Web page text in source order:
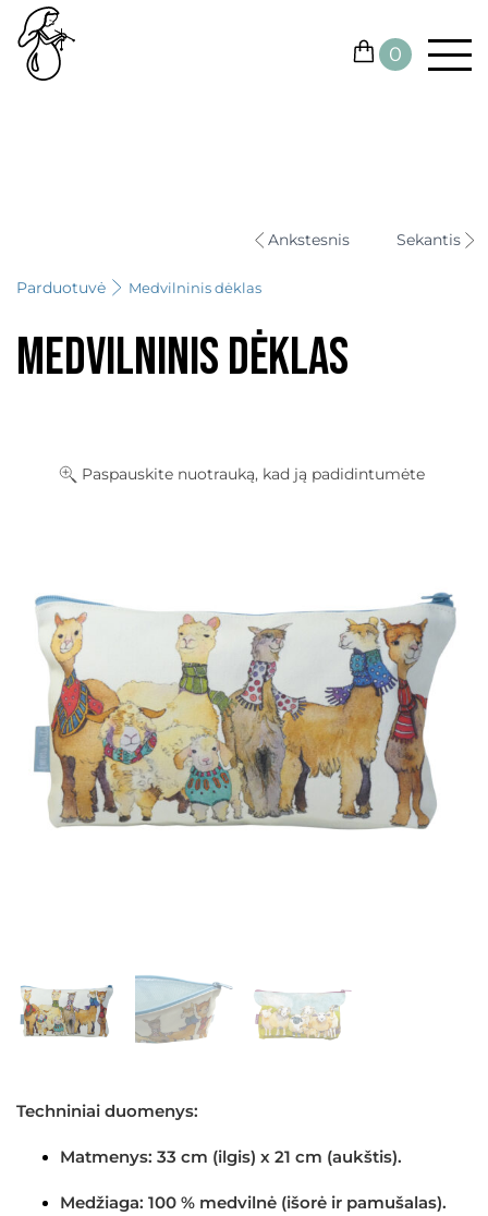
0
VIRBALAI IR VĄŠELIAI
DOVANŲ KUPONAI
Ankstesnis Sekantis
Parduotuvė Medvilninis dėklas
Medvilninis dėklas
Paspauskite nuotrauką, kad ją padidintumėte
Techniniai duomenys:
Matmenys: 33 cm (ilgis) x 21 cm (aukštis).
Medžiaga: 100 % medvilnė (išorė ir pamušalas).